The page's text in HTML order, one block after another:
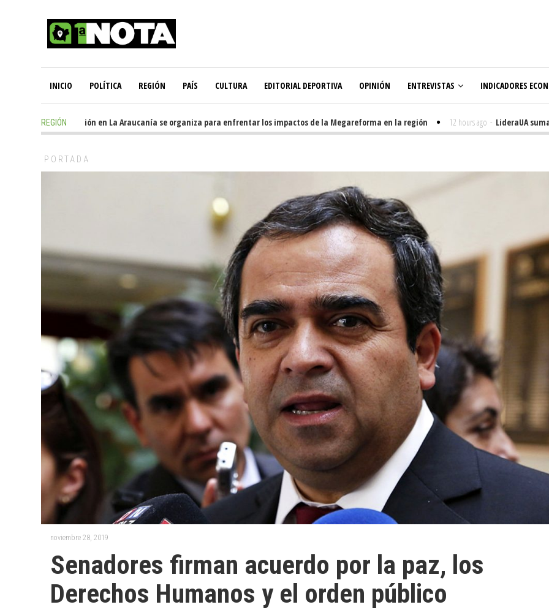
INICIO POLÍTICA REGIÓN PAÍS CULTURA EDITORIAL DEPORTIVA OPINIÓN ENTREVISTAS INDICADORES
REGIÓN
- Oposición en La Araucanía se organiza para enfrentar los impactos de la Megareforma en la región 12 hours ago - LideraUA suma
PORTADA
noviembre 28, 2019
Senadores firman acuerdo por la paz, los
Derechos Humanos y el orden público